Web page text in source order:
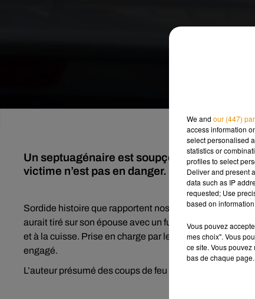
Un septuagénaire est soupçonné d’avoir
victime n’est pas en danger.
Sordide histoire que rapportent nos confrères dela
aurait tiré sur son épouse avec un fusil de chasse de
et à la cuisse. Prise en charge par les pompiers, elle a
engagé.
L’auteur présumé des coups de feu a lui été interpellé
We and our (447)
access information
select personalised
statistics or
profiles to select
Deliver and present
data such as IP
requested; Use
based on
Vous pouvez
mes choix". Vous
ce site. Vous
bas de chaque page.